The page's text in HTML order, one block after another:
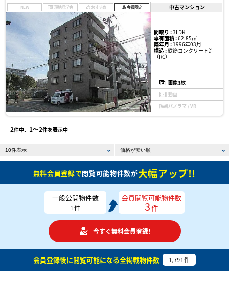
NEW 現地見学会 おすすめ 会員限定 中古マンション
間取り :3LDK
専有面積 :62.85㎡
築年月 :1996年03月
構造 :鉄筋コンクリート造
（RC）
画像3枚
動画
パノラマ / VR
2件中、 1〜2件を表示中
無料会員登録で閲覧可能物件数が大幅アップ!!
一般公開物件数
1件
会員閲覧可能物件数
3件
今すぐ無料会員登録!
会員登録後に閲覧可能になる全掲載物件数 1,791件